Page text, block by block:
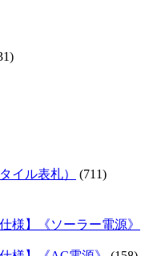
イル表札）
(711)
様】《ソーラー電源》